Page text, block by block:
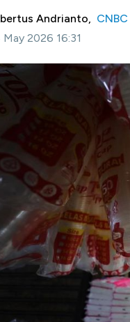
Andrianto,
2026 16:31